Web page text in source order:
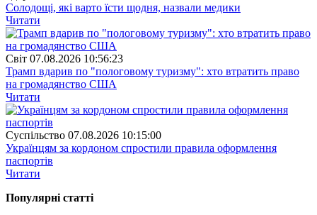
Солодощі, які варто їсти щодня, назвали медики
Читати
Свiт 07.08.2026 10:56:23
Трамп вдарив по "пологовому туризму": хто втратить право
на громадянство США
Читати
Суспiльство 07.08.2026 10:15:00
Українцям за кордоном спростили правила оформлення
паспортів
Читати
Популярнi статтi